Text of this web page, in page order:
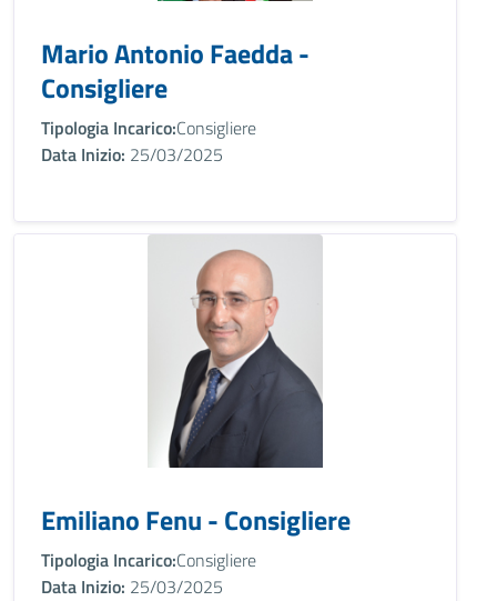
Mario Antonio Faedda -
Consigliere
Tipologia Incarico:Consigliere
Data Inizio: 25/03/2025
Emiliano Fenu - Consigliere
Tipologia Incarico:Consigliere
Data Inizio: 25/03/2025